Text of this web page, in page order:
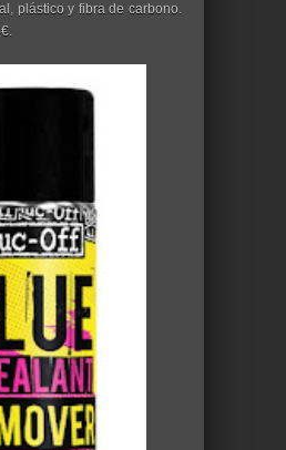
plástico y fibra de carbono.